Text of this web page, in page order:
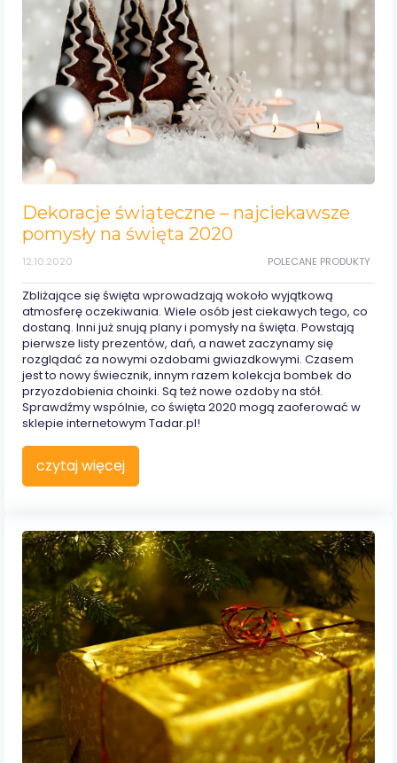
Dekoracje świąteczne – najciekawsze
pomysły na święta 2020
POLECANE PRODUKTY
12.10.2020
Zbliżające się święta wprowadzają wokoło wyjątkową
atmosferę oczekiwania. Wiele osób jest ciekawych tego, co
dostaną. Inni już snują plany i pomysły na święta. Powstają
pierwsze listy prezentów, dań, a nawet zaczynamy się
rozglądać za nowymi ozdobami gwiazdkowymi. Czasem
jest to nowy świecznik, innym razem kolekcja bombek do
przyozdobienia choinki. Są też nowe ozdoby na stół.
Sprawdźmy wspólnie, co święta 2020 mogą zaoferować w
sklepie internetowym Tadar.pl!
czytaj więcej